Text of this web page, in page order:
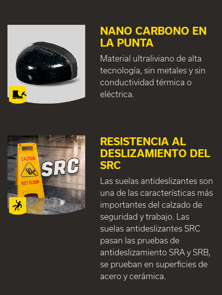
NANO CARBONO EN
LA PUNTA
Material ultraliviano de alta
tecnología, sin metales y sin
conductividad térmica o
eléctrica.
RESISTENCIA AL
DESLIZAMIENTO DEL
SRC
Las suelas antideslizantes son
una de las características más
importantes del calzado de
seguridad y trabajo. Las
suelas antideslizantes SRC
pasan las pruebas de
antideslizamiento SRA y SRB,
se prueban en superficies de
acero y cerámica.